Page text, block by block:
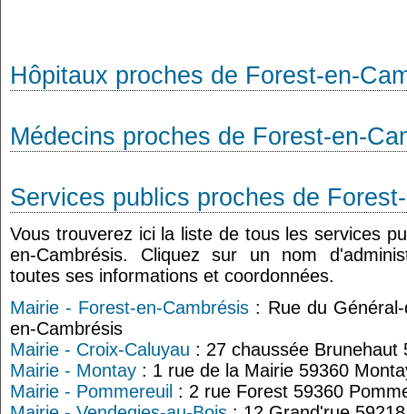
Hôpitaux proches de Forest-en-
Médecins proches de Forest-en-
Services publics proches de
Vous trouverez ici la liste de tous les services
en-Cambrésis. Cliquez sur un nom
toutes ses informations et coordonnées.
Mairie - Forest-en-Cambrésis : Rue du
en-Cambrésis
Mairie - Croix-Caluyau : 27 chaussée Brunehaut
Mairie - Montay : 1 rue de la Mairie 59360
Mairie - Pommereuil : 2 rue Forest 59360